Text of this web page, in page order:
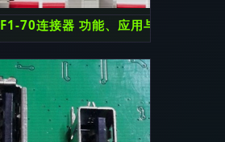
70连接器 功能、应用与选购指南